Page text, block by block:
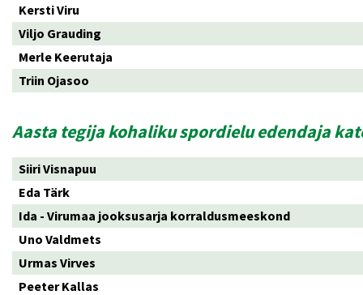
Kersti Viru
Viljo Grauding
Merle Keerutaja
Triin Ojasoo
Aasta tegija kohaliku spordielu edendaja
Siiri Visnapuu
Eda Tärk
Ida - Virumaa jooksusarja korraldusmeeskond
Uno Valdmets
Urmas Virves
Peeter Kallas